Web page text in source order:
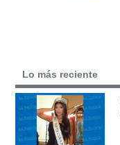
Lo más reciente